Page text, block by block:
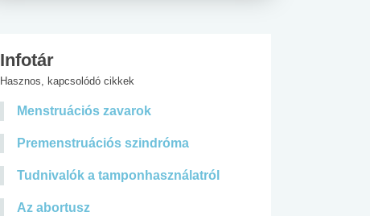
Infotár
Hasznos, kapcsolódó cikkek
Menstruációs zavarok
Premenstruációs szindróma
Tudnivalók a tamponhasználatról
Az abortusz